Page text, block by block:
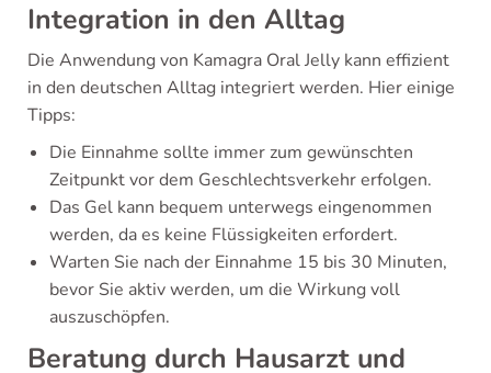
Integration in den Alltag
Die Anwendung von Kamagra Oral Jelly kann effizient
in den deutschen Alltag integriert werden. Hier einige
Tipps:
Die Einnahme sollte immer zum gewünschten
Zeitpunkt vor dem Geschlechtsverkehr erfolgen.
Das Gel kann bequem unterwegs eingenommen
werden, da es keine Flüssigkeiten erfordert.
Warten Sie nach der Einnahme 15 bis 30 Minuten,
bevor Sie aktiv werden, um die Wirkung voll
auszuschöpfen.
Beratung durch Hausarzt und